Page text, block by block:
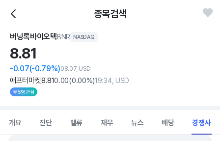
종목검색
버닝록바이오텍BNR NASDAQ
8.81
-0.07(-0.79%)08.07, USD
애프터마켓8.810.00(0.00%)19:34, USD
5명 관심
개요 진단 밸류 재무 뉴스 배당 경쟁사